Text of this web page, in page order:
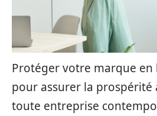
Protéger votre marque en
pour assurer la prospérité
toute entreprise